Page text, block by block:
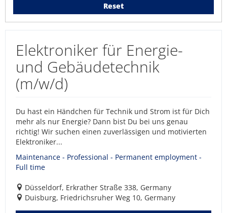
Reset
Elektroniker für Energie-
und Gebäudetechnik
(m/w/d)
Du hast ein Händchen für Technik und Strom ist für Dich
mehr als nur Energie? Dann bist Du bei uns genau
richtig! Wir suchen einen zuverlässigen und motivierten
Elektroniker...
Maintenance - Professional - Permanent employment -
Full time
Düsseldorf, Erkrather Straße 338, Germany
Duisburg, Friedrichsruher Weg 10, Germany